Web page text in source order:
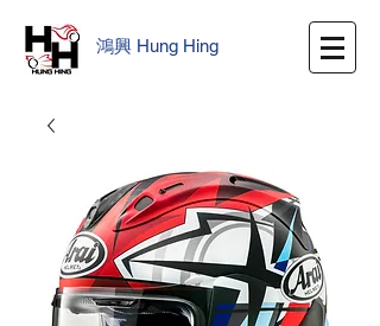
鴻興 Hung Hing